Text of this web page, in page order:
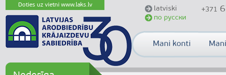
+371
latviski
по русски
Doties uz vietni www.laks.lv
Mani konti